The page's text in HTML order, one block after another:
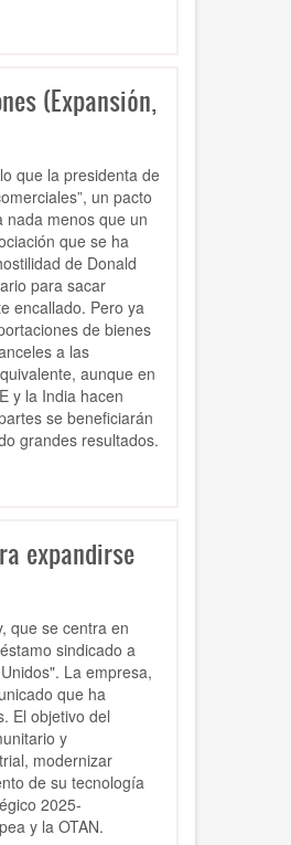
(Expansión,
que la presidenta de
un pacto
nada menos que un
que se ha
de Donald
para sacar
encallado. Pero ya
de bienes
a las
aunque en
y la India hacen
se beneficiarán
grandes resultados.
expandirse
que se centra en
sindicado a
La empresa,
que ha
El objetivo del
y
modernizar
de su tecnología
2025-
y la OTAN.